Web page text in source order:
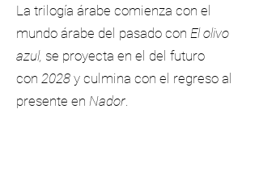
La trilogía árabe comienza con el
mundo árabe del pasado con El olivo
azul, se proyecta en el del futuro
con 2028 y culmina con el regreso al
presente en Nador.